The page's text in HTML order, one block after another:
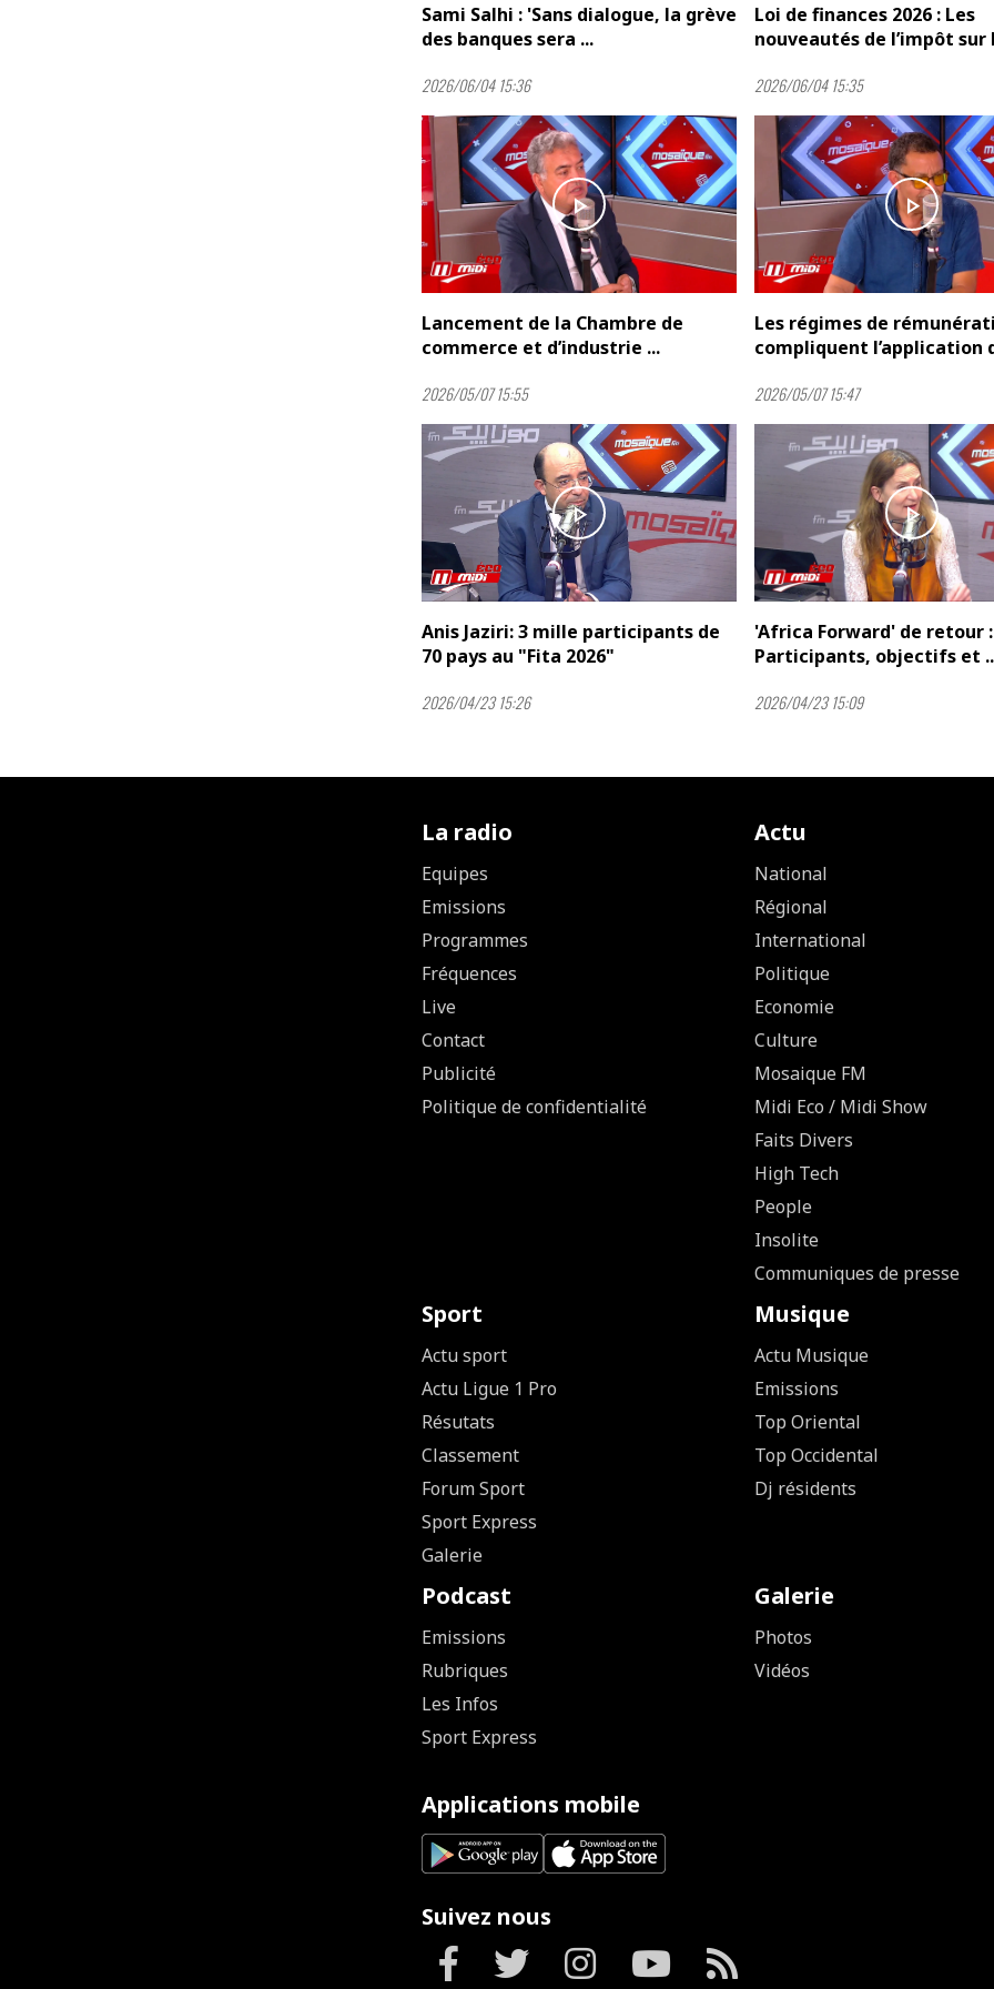
Sami Salhi : 'Sans dialogue, la grève
des banques sera ...
2026/06/04 15:36
Loi de finances 2026 : Les
nouveautés de l’impôt sur
2026/06/04 15:35
play_arrow
Lancement de la Chambre de
commerce et d’industrie ...
2026/05/07 15:55
play_arrow
Les régimes de
compliquent l’application
2026/05/07 15:47
play_arrow
Anis Jaziri: 3 mille participants de
70 pays au "Fita 2026"
2026/04/23 15:26
play_arrow
'Africa Forward' de retour :
Participants, objectifs et
2026/04/23 15:09
La radio
Equipes
Emissions
Programmes
Fréquences
Live
Contact
Publicité
Politique de confidentialité
Actu
National
Régional
International
Politique
Economie
Culture
Mosaique FM
Midi Eco / Midi Show
Faits Divers
High Tech
People
Insolite
Communiques de presse
Sport
Actu sport
Actu Ligue 1 Pro
Résutats
Classement
Forum Sport
Sport Express
Galerie
Musique
Actu Musique
Emissions
Top Oriental
Top Occidental
Dj résidents
Podcast
Emissions
Rubriques
Les Infos
Sport Express
Galerie
Photos
Vidéos
Applications mobile
Suivez nous